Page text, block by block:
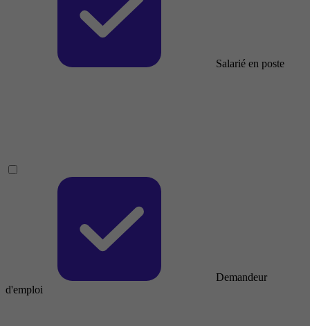
Salarié en poste
Demandeur
d'emploi